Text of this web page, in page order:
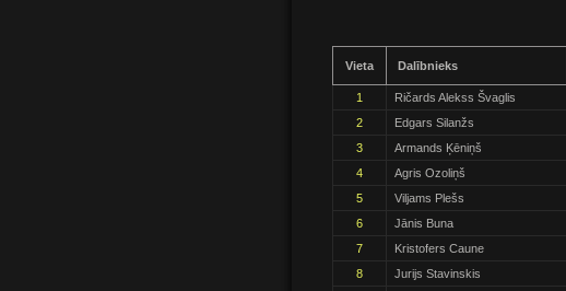
Vieta Dalībnieks
1 Ričards Alekss Švaglis
2
Edgars Silanžs
3
Armands Ķēniņš
4
Agris Ozoliņš
5
Viljams Plešs
6
Jānis Buna
7
Kristofers Caune
8
Jurijs Stavinskis